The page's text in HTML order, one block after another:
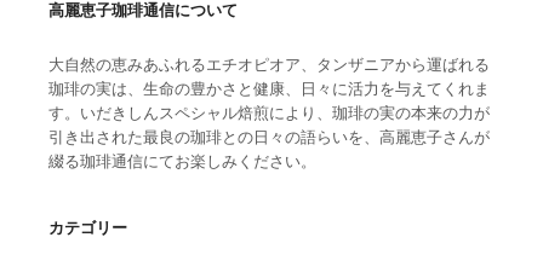
高麗恵子珈琲通信について
大自然の恵みあふれるエチオピオア、タンザニアから運ばれる
珈琲の実は、生命の豊かさと健康、日々に活力を与えてくれま
す。いだきしんスペシャル焙煎により、珈琲の実の本来の力が
引き出された最良の珈琲との日々の語らいを、高麗恵子さんが
綴る珈琲通信にてお楽しみください。
カテゴリー